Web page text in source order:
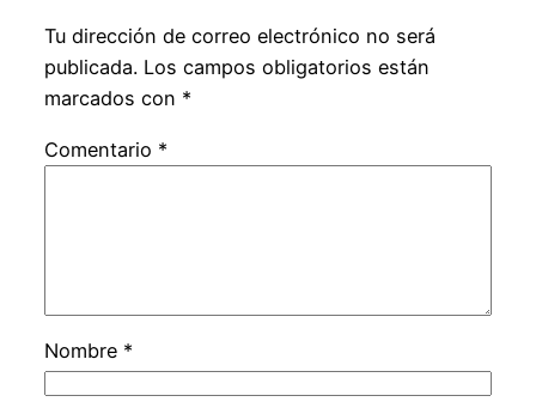
Tu dirección de correo electrónico no será
publicada. Los campos obligatorios están
marcados con *
Comentario *
Nombre *